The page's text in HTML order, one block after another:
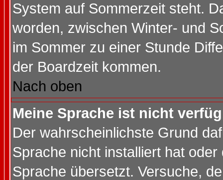
System auf Sommerzeit steht.
worden, zwischen Winter- und
im Sommer zu einer Stunde
der Boardzeit kommen.
Nach oben
Meine Sprache ist nicht
Der wahrscheinlichste Grund
Sprache nicht installiert hat
Sprache übersetzt. Versuche,